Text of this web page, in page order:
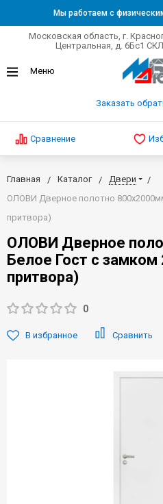
Мы работаем с
Московская область, г.
Центральная, д. 6Бс1
Заказать
Сравнение
Главная Каталог
Двери
ОЛОВИ Дверное полотно
притвора)
ОЛОВИ Дверное
Белое Гост с замком
притвора)
0
В избранное Сравнить